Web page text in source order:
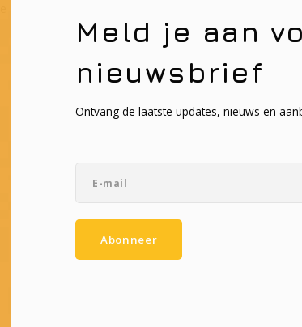
Meld je aan
nieuwsbrief
Ontvang de laatste updates, nieuws en
Abonneer